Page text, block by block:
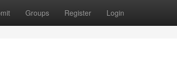
Groups Register Login